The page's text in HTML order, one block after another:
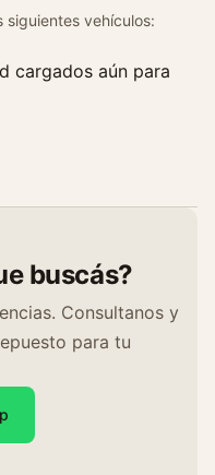
vehículos:
cargados aún para
buscás?
Consultanos y
para tu